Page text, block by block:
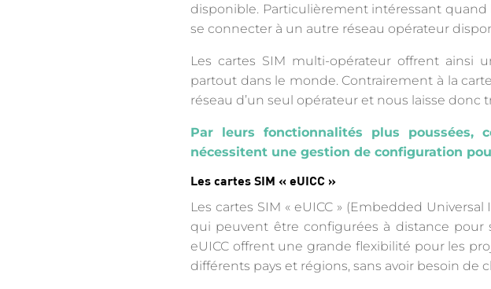
disponible. Particulièrement intéressant quand
se connecter à un autre réseau opérateur
Les cartes SIM multi-opérateur offrent
partout dans le monde. Contrairement à la
réseau d’un seul opérateur et nous laisse
Par leurs fonctionnalités plus poussées,
nécessitent une gestion de configuration
Les cartes SIM « eUICC »
Les cartes SIM « eUICC » (Embedded
qui peuvent être configurées à distance pour
eUICC offrent une grande flexibilité pour les
différents pays et régions, sans avoir besoin de